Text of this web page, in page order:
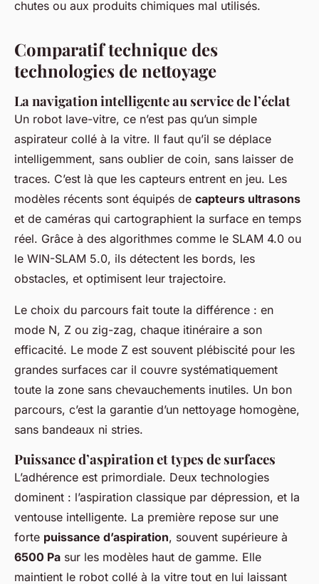
chutes ou aux produits chimiques mal utilisés.
Comparatif technique des
technologies de nettoyage
La navigation intelligente au service de l’éclat
Un robot lave-vitre, ce n’est pas qu’un simple
aspirateur collé à la vitre. Il faut qu’il se déplace
intelligemment, sans oublier de coin, sans laisser de
traces. C’est là que les capteurs entrent en jeu. Les
modèles récents sont équipés de capteurs ultrasons
et de caméras qui cartographient la surface en temps
réel. Grâce à des algorithmes comme le SLAM 4.0 ou
le WIN-SLAM 5.0, ils détectent les bords, les
obstacles, et optimisent leur trajectoire.
Le choix du parcours fait toute la différence : en
mode N, Z ou zig-zag, chaque itinéraire a son
efficacité. Le mode Z est souvent plébiscité pour les
grandes surfaces car il couvre systématiquement
toute la zone sans chevauchements inutiles. Un bon
parcours, c’est la garantie d’un nettoyage homogène,
sans bandeaux ni stries.
Puissance d’aspiration et types de surfaces
L’adhérence est primordiale. Deux technologies
dominent : l’aspiration classique par dépression, et la
ventouse intelligente. La première repose sur une
forte puissance d’aspiration, souvent supérieure à
6500 Pa sur les modèles haut de gamme. Elle
maintient le robot collé à la vitre tout en lui laissant